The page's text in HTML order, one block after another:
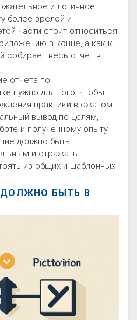
и логичное
более зрелой и
части стоит относиться
в конце, а как к
собирает весь отчет в
отчета по
нужно для того, чтобы
практики в сжатом
вывод по целям,
и полученному опыту.
должно быть
и отражать
из общих и шаблонных
ДОЛЖНО БЫТЬ В